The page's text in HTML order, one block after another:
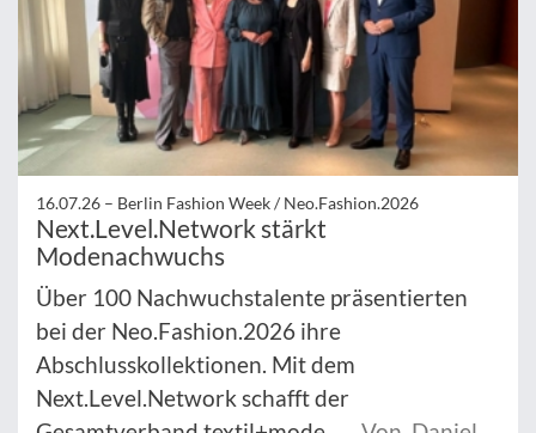
16.07.26 – Berlin Fashion Week / Neo.Fashion.2026
Next.Level.Network stärkt
Modenachwuchs
Über 100 Nachwuchstalente präsentierten
bei der Neo.Fashion.2026 ihre
Abschlusskollektionen. Mit dem
Next.Level.Network schafft der